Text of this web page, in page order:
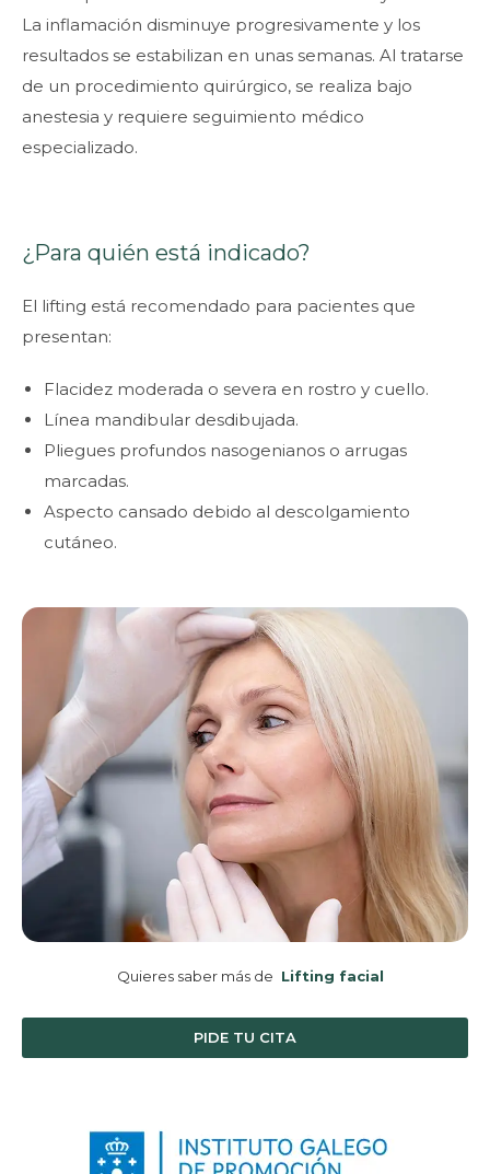
La inflamación disminuye progresivamente y los
resultados se estabilizan en unas semanas. Al tratarse
de un procedimiento quirúrgico, se realiza bajo
anestesia y requiere seguimiento médico
especializado.
¿Para quién está indicado?
El lifting está recomendado para pacientes que
presentan:
Flacidez moderada o severa en rostro y cuello.
Línea mandibular desdibujada.
Pliegues profundos nasogenianos o arrugas
marcadas.
Aspecto cansado debido al descolgamiento
cutáneo.
Quieres saber más de Lifting facial
PIDE TU CITA